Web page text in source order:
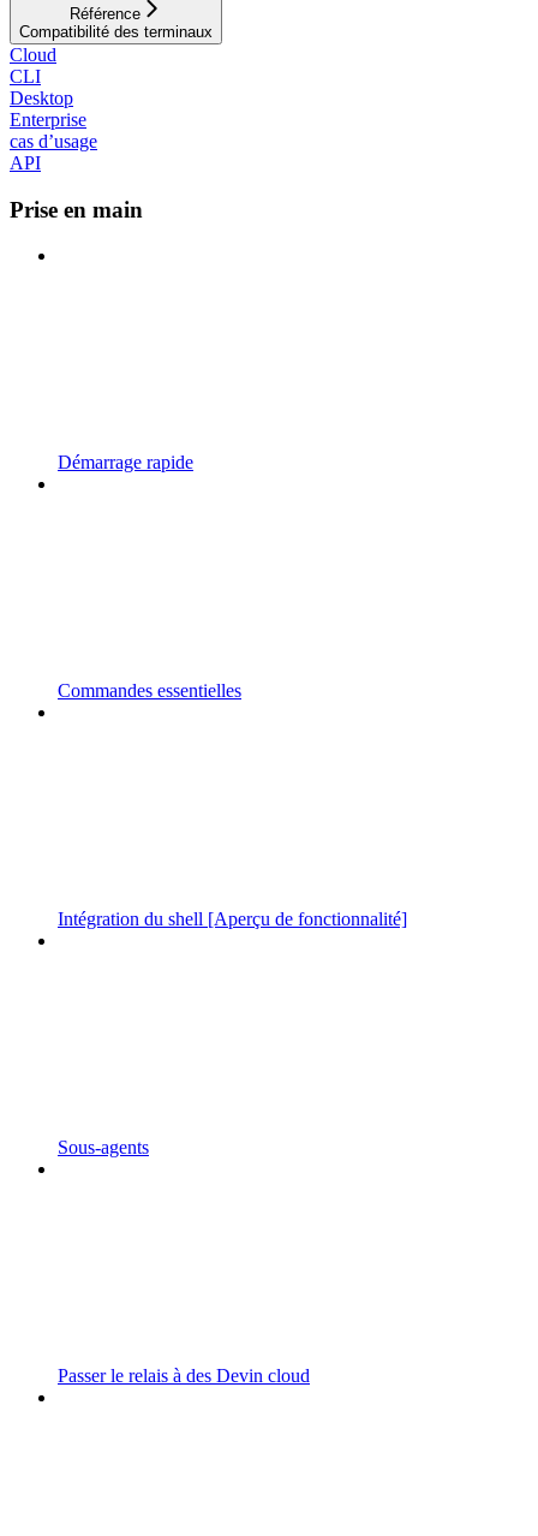
Référence
Compatibilité des terminaux
Cloud
CLI
Desktop
Enterprise
cas d’usage
API
Prise en main
Démarrage rapide
Commandes essentielles
Intégration du shell [Aperçu de fonctionnalité]
Sous-agents
Passer le relais à des Devin cloud